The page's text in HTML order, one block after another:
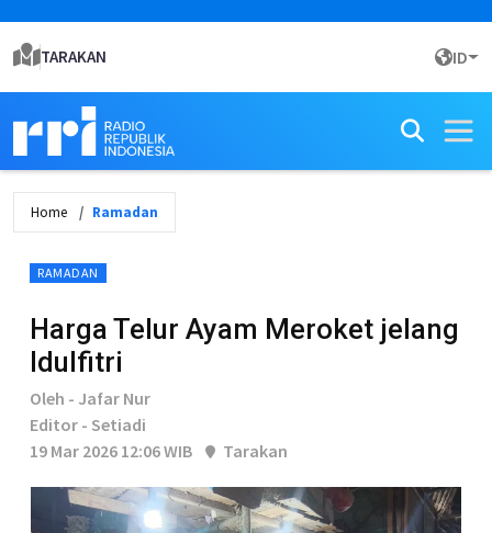
TARAKAN ID
Home Ramadan
RAMADAN
Harga Telur Ayam Meroket jelang
Idulfitri
Oleh - Jafar Nur
Editor - Setiadi
19 Mar 2026 12:06 WIB
Tarakan